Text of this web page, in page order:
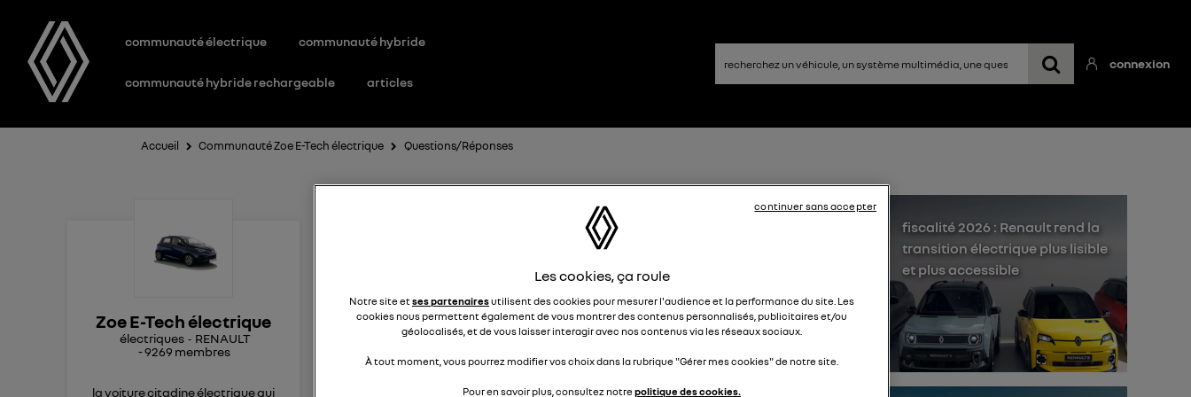
communauté électrique communauté hybride
communauté hybride rechargeable articles
connexion
Accueil Communauté Zoe E-Tech électrique Questions/Réponses
Zoe E-Tech électrique
électriques
RENAULT
-9269 membres
la voiture citadine électrique qui
Plus d'emails lors des débuts/arrêtes
de charge de ma Zoe
Le23 mars 2019à15:09
Bonjour, il semble que ma Zoe ne communique plus avec les serveurs depuiz le
fiscalité 2026 : Renault rend la
transition électrique plus lisible
et plus accessible
Les cookies, ça roule
Notre site etses partenairesutilisent des cookies pour mesurer l'audience et la performance du site. Les
cookies nous permettent également de vous montrer des contenus personnalisés, publicitaires et/ou
géolocalisés, et de vous laisser interagir avec nos contenus via les réseaux sociaux.
À tout moment, vous pourrez modifier vos choix dans la rubrique "Gérer mes cookies" de notre site.
Pour en savoir plus, consultez notrepolitique des cookies.
continuer sans accepter